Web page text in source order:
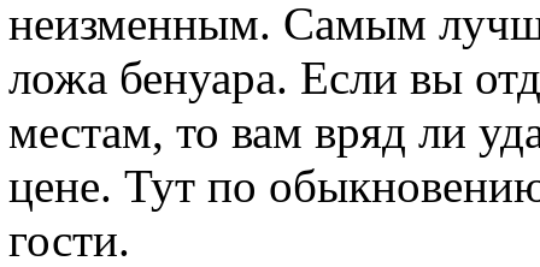
неизменным. Самым
ложа бенуара. Если вы
местам, то вам вряд ли
цене. Тут по
гости.